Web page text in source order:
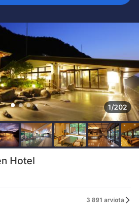
1/202
Hotel
tähteä
3 891 arviota